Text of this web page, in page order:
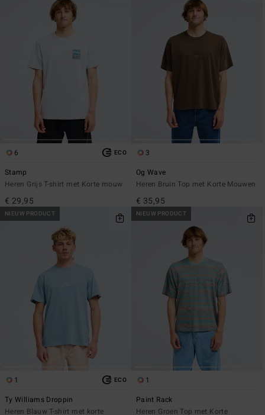
6 ECO
Stamp
Heren Grijs T-shirt met Korte mouw
€ 29,95
3
Og Wave
Heren Bruin Top met Korte Mouwen
€ 35,95
NIEUW PRODUCT
1 ECO
Ty Williams Droppin
Heren Blauw T-shirt met korte
NIEUW PRODUCT
1
Paint Rack
Heren Groen Top met Korte